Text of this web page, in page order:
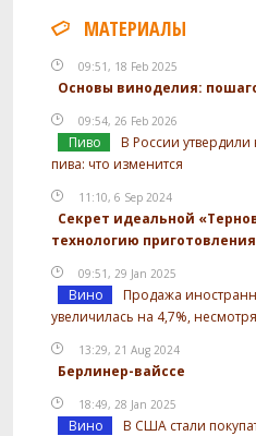
МАТЕРИАЛЫ
09:51, 18 Feb 2025
Основы виноделия:
09:54, 26 Feb 2026
Пиво
В России утвердили
пива: что изменится
11:10, 6 Sep 2024
Секрет идеальной
технологию приготовления
09:51, 29 Jan 2025
Вино
Продажа
увеличилась на 4,7%,
13:29, 21 Aug 2024
Берлинер-вайссе
18:49, 28 Jan 2025
Вино В США стали